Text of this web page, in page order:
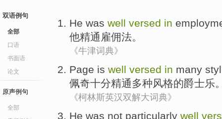
双语例句
全部
口语
书面语
论文
原声例句
全部
He was well versed in
他精通 雇佣法。
《牛津词典》
Page is well versed in many
佩奇十分精通 多种风格的爵士乐
《柯林斯英汉双解大词典》
He was not particularly well